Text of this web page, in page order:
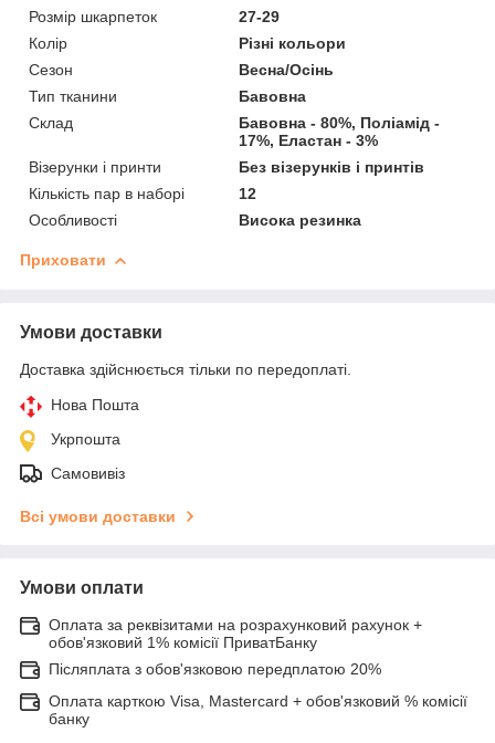
Розмір шкарпеток
27-29
Колір
Різні кольори
Сезон
Весна/Осінь
Тип тканини
Бавовна
Склад
Бавовна - 80%, Поліамід -
17%, Еластан - 3%
Візерунки і принти
Без візерунків і принтів
Кількість пар в наборі
12
Особливості
Висока резинка
Приховати
Умови доставки
Доставка здійснюється тільки по передоплаті.
Нова Пошта
Укрпошта
Самовивіз
Всі умови доставки
Умови оплати
Оплата за реквізитами на розрахунковий рахунок +
обов'язковий 1% комісії ПриватБанку
Післяплата з обов'язковою передплатою 20%
Оплата карткою Visa, Mastercard + обов'язковий % комісії
банку